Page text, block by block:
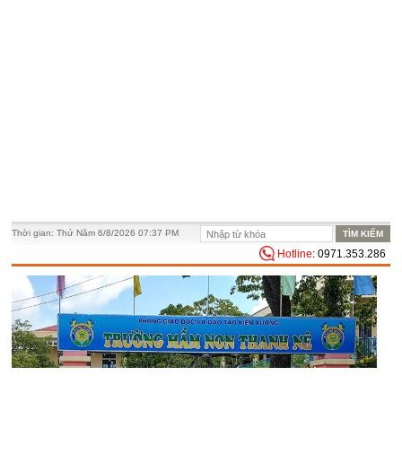
Thời gian:Thứ Năm 6/8/2026 07:37 PM
Hotline: 0971.353.286